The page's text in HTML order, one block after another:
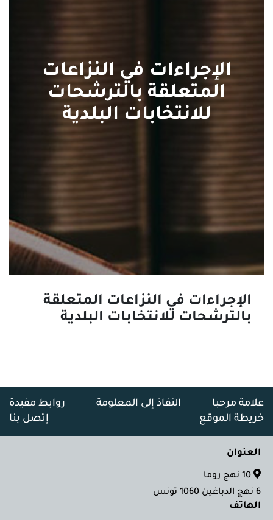
الإجراءات في النزاعات
المتعلقة بالترشحات
للانتخابات البلدية
الإجراءات في النزاعات المتعلقة
بالترشحات للانتخابات البلدية
علامة مرحبا النفاذ إلى المعلومة
روابط مفيدة
خريطة الموقع
إتصل بنا
العنوان
6 نهج الدباغين 1060 تونس
الهاتف